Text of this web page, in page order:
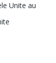
Unite au